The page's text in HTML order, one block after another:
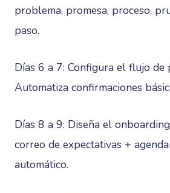
problema, promesa, proceso,
paso.
Días 6 a 7: Configura el flujo de
Automatiza confirmaciones
Días 8 a 9: Diseña el
correo de expectativas +
automático.